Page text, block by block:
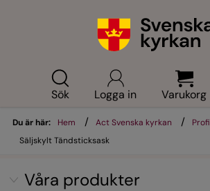
Sök Logga in Varukorg
Du är här: Hem / Act Svenska kyrkan /
Säljskylt Tändsticksask
Våra produkter